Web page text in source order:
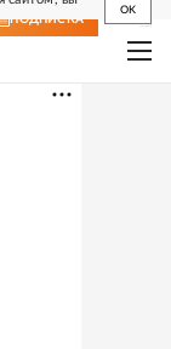
OK
ПОДПИСКА